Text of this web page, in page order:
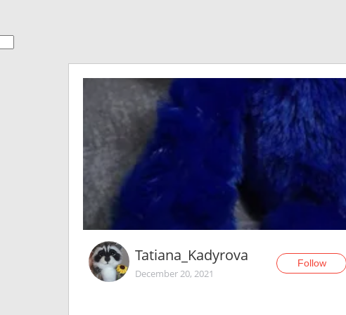
Tatiana_Kadyrova
December 20, 2021
Follow